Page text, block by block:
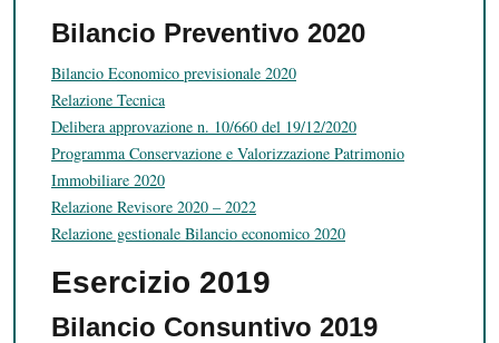
Bilancio Preventivo 2020
Bilancio Economico previsionale 2020
Relazione Tecnica
Delibera approvazione n. 10/660 del 19/12/2020
Programma Conservazione e Valorizzazione Patrimonio
Immobiliare 2020
Relazione Revisore 2020 – 2022
Relazione gestionale Bilancio economico 2020
Esercizio 2019
Bilancio Consuntivo 2019